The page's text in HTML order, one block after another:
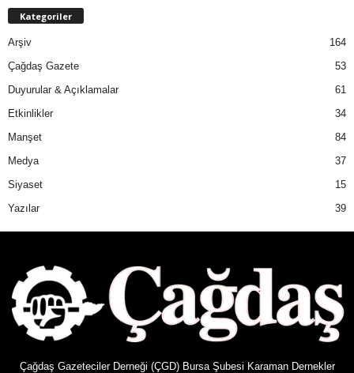
Kategoriler
Arşiv
164
Çağdaş Gazete
53
Duyurular & Açıklamalar
61
Etkinlikler
34
Manşet
84
Medya
37
Siyaset
15
Yazılar
39
Çağdaş Gazeteciler Derneği (ÇGD) Bursa Şubesi Karaman Dernekler